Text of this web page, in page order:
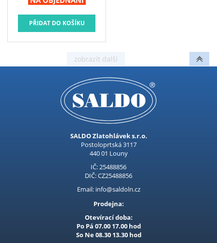
SALDO Zlatohlávek s.r.o.
Postoloprtská 3117
440 01 Louny
IČ: 25488856
DIČ: CZ25488856
Email: info@saldoln.cz
Prodejna:
Otevírací doba:
Po Pá 07.00 17.00 hod
So Ne 08.30 13.30 hod